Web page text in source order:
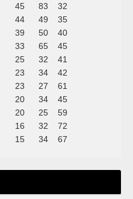
45 83
32
44 49
35
39 50
40
33 65
45
25 32
41
23 34
42
23 27
61
20 34
45
20 25
59
16 32
72
15 34 67